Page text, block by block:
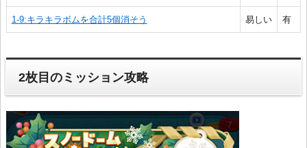
1-9:キラキラボムを合計5個消そう 易しい 有
2枚目のミッション攻略